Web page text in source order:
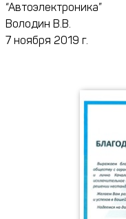
“Автоэлектроника”
Володин В.В.
7 ноября 2019 г.